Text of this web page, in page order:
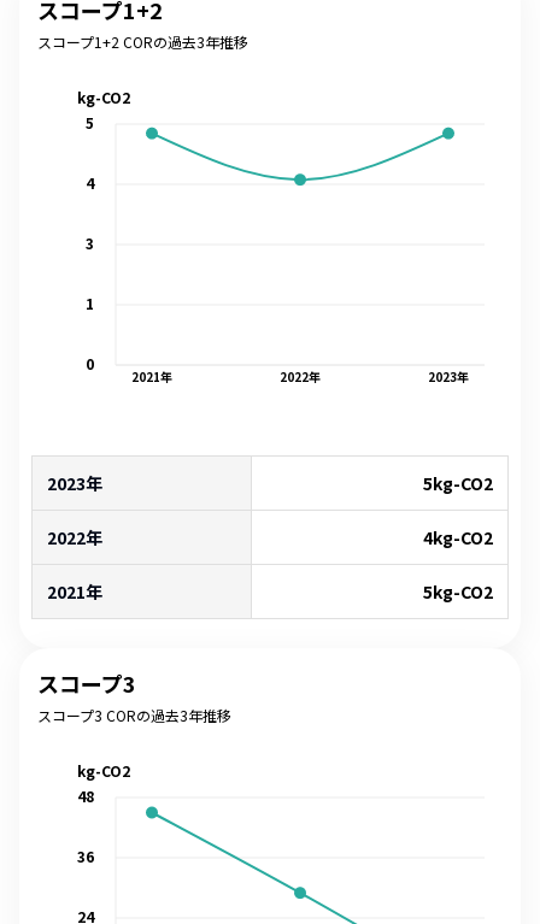
スコープ1+2
スコープ1+2 CORの過去3年推移
2021年 2022年 2023年
0
1
3
4
5
kg-CO2
2023年 5kg-CO2
2022年 4kg-CO2
2021年 5kg-CO2
スコープ3
スコープ3 CORの過去3年推移
24
36
48
kg-CO2